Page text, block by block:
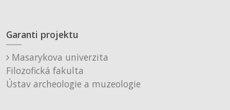
Garanti projektu
Masarykova univerzita
Filozofická fakulta
Ústav archeologie a muzeologie